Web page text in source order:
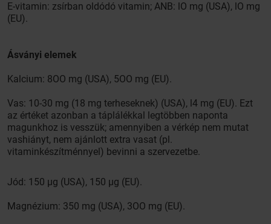
E-vitamin: zsírban oldódó vitamin; ANB: lO mg (USA), lO mg
(EU).
Ásványi elemek
Kalcium: 8OO mg (USA), 5OO mg (EU).
Vas: 10-30 mg (18 mg terheseknek) (USA), l4 mg (EU). Ezt
az értéket azonban a táplálékkal legtöbben naponta
magunkhoz is vesszük; amennyiben a vérkép nem mutat
vashiányt, nem ajánlott extra vasat (pl.
vitaminkészítménnyel) bevinni a szervezetbe.
Jód: 150 µg (USA), 150 µg (EU).
Magnézium: 350 mg (USA), 3OO mg (EU).